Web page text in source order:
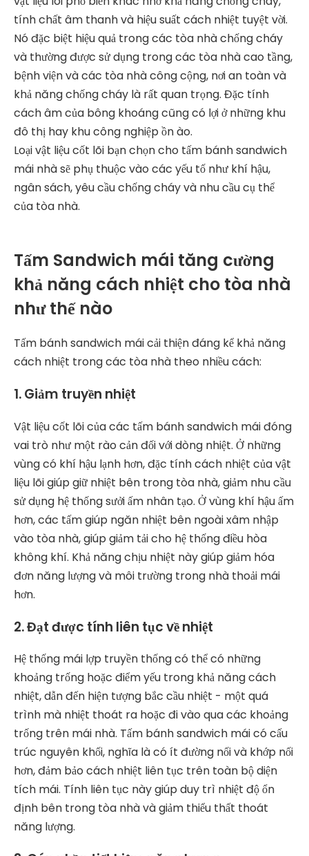
tính chất âm thanh và hiệu suất cách nhiệt tuyệt vời.
Nó đặc biệt hiệu quả trong các tòa nhà chống cháy
và thường được sử dụng trong các tòa nhà cao tầng,
bệnh viện và các tòa nhà công cộng, nơi an toàn và
khả năng chống cháy là rất quan trọng. Đặc tính
cách âm của bông khoáng cũng có lợi ở những khu
đô thị hay khu công nghiệp ồn ào.
Loại vật liệu cốt lõi bạn chọn cho tấm bánh sandwich
mái nhà sẽ phụ thuộc vào các yếu tố như khí hậu,
ngân sách, yêu cầu chống cháy và nhu cầu cụ thể
của tòa nhà.
Tấm Sandwich mái tăng cường
khả năng cách nhiệt cho tòa nhà
như thế nào
Tấm bánh sandwich mái cải thiện đáng kể khả năng
cách nhiệt trong các tòa nhà theo nhiều cách:
1. Giảm truyền nhiệt
Vật liệu cốt lõi của các tấm bánh sandwich mái đóng
vai trò như một rào cản đối với dòng nhiệt. Ở những
vùng có khí hậu lạnh hơn, đặc tính cách nhiệt của vật
liệu lõi giúp giữ nhiệt bên trong tòa nhà, giảm nhu cầu
sử dụng hệ thống sưởi ấm nhân tạo. Ở vùng khí hậu ấm
hơn, các tấm giúp ngăn nhiệt bên ngoài xâm nhập
vào tòa nhà, giúp giảm tải cho hệ thống điều hòa
không khí. Khả năng chịu nhiệt này giúp giảm hóa
đơn năng lượng và môi trường trong nhà thoải mái
hơn.
2. Đạt được tính liên tục về nhiệt
Hệ thống mái lợp truyền thống có thể có những
khoảng trống hoặc điểm yếu trong khả năng cách
nhiệt, dẫn đến hiện tượng bắc cầu nhiệt - một quá
trình mà nhiệt thoát ra hoặc đi vào qua các khoảng
trống trên mái nhà. Tấm bánh sandwich mái có cấu
trúc nguyên khối, nghĩa là có ít đường nối và khớp nối
hơn, đảm bảo cách nhiệt liên tục trên toàn bộ diện
tích mái. Tính liên tục này giúp duy trì nhiệt độ ổn
định bên trong tòa nhà và giảm thiểu thất thoát
năng lượng.